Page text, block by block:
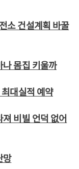
소 건설계획 바꿀
몸집 키울까
대실적 예약
비빌 언덕 없어
망